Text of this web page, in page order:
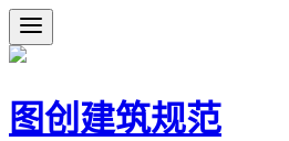
图创建筑规范